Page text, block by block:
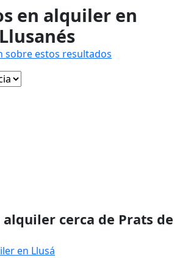
en alquiler en
sobre estos resultados
alquiler cerca de Prats de
en Llusá